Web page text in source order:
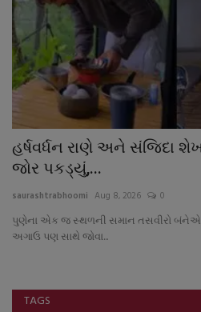
હર્ષવર્ધન રાણે અને સંજિદા
જોર પકડ્યું,...
saurashtrabhoomi Aug 8, 2026 0
પુણેના એક જ સ્થળની સમાન તસવીરો બંનેએ
અગાઉ પણ સાથે જોવા...
TAGS